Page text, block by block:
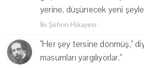
yerine, düşünecek yeni
İki Şehrin Hikayesi ·
"Her şey tersine dönmüş,"
masumları yargılıyorlar."